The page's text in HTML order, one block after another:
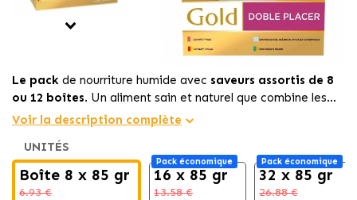
Le pack de nourriture humide avec saveurs assortis de 8
ou 12 boîtes. Un aliment sain et naturel que combine les
délicieusesrecettes 'Double Plaisir' de
gourmands.
Voir la description complète
UNITÉS
Boîte 8 x 85 gr
6.93 €
Pack économique
16 x 85 gr
13.58 €
Pack économique
32 x 85 gr
26.88 €